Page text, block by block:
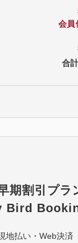
会員
合計
期割引プラ
Bird
地払い・Web決済